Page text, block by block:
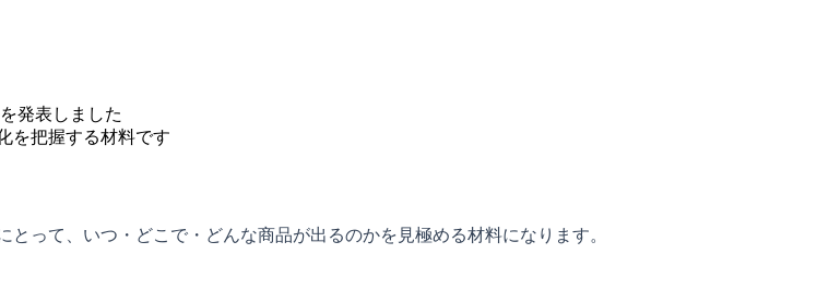
発表しました
を把握する材料です
って、いつ・どこで・どんな商品が出るのかを見極める材料になります。